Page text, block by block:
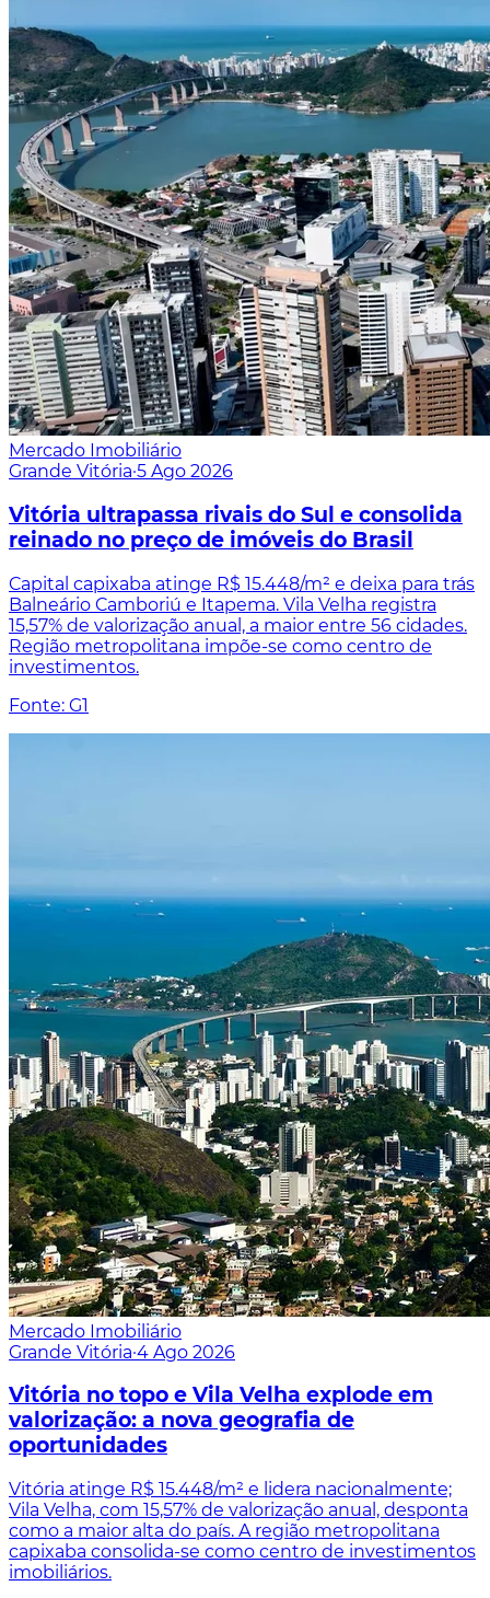
Mercado Imobiliário
Grande Vitória·5 Ago 2026
Vitória ultrapassa rivais do Sul e consolida
reinado no preço de imóveis do Brasil
Capital capixaba atinge R$ 15.448/m² e deixa para trás
Balneário Camboriú e Itapema. Vila Velha registra
15,57% de valorização anual, a maior entre 56 cidades.
Região metropolitana impõe-se como centro de
investimentos.
Fonte: G1
Mercado Imobiliário
Grande Vitória·4 Ago 2026
Vitória no topo e Vila Velha explode em
valorização: a nova geografia de
oportunidades
Vitória atinge R$ 15.448/m² e lidera nacionalmente;
Vila Velha, com 15,57% de valorização anual, desponta
como a maior alta do país. A região metropolitana
capixaba consolida-se como centro de investimentos
imobiliários.